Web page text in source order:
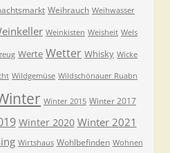
Weihrauch Weihwasser
Weinkisten Weisheit Wels
Werte Wetter Whisky Wicke
Wildgemüse Wildschönauer Ruabn
Winter 2015 Winter 2017
Winter 2020 Winter 2021
Wirtshaus Wohlbefinden Wohnen